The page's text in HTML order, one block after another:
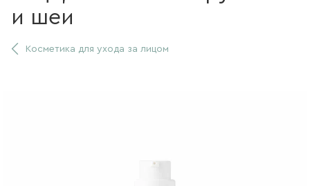
и шеи
Косметика для ухода за лицом